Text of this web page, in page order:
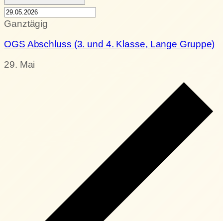
Ganztägig
OGS Abschluss (3. und 4. Klasse, Lange Gruppe)
29. Mai